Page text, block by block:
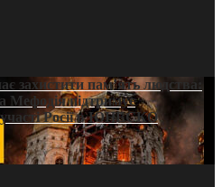
захистити пам’ять людства:
Мефодія підтримує
Росії в ЮНЕСКО